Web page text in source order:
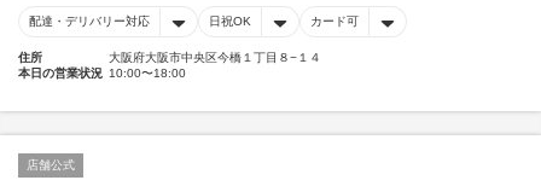
配達・デリバリー対応 日祝OK カード可
住所
大阪府大阪市中央区今橋１丁目８−１４
本日の営業状況 10:00〜18:00
店舗公式